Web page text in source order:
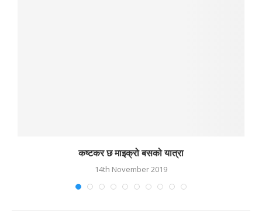
कष्टकर छ माइक्रो बसको यात्रा
14th November 2019